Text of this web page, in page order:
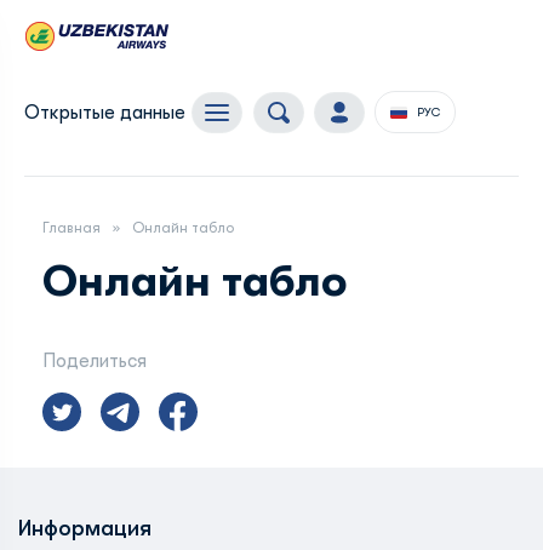
Открытые данные РУС
Главная Онлайн табло
Онлайн табло
Поделиться
Информация